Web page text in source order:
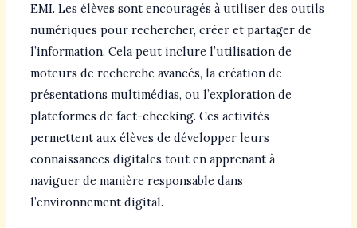
EMI. Les élèves sont encouragés à utiliser des outils
numériques pour rechercher, créer et partager de
l’information. Cela peut inclure l’utilisation de
moteurs de recherche avancés, la création de
présentations multimédias, ou l’exploration de
plateformes de fact-checking. Ces activités
permettent aux élèves de développer leurs
connaissances digitales tout en apprenant à
naviguer de manière responsable dans
l’environnement digital.